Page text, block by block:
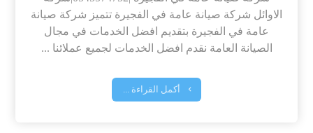
الاوائل شركة صيانة عامة في الفجيرة تتميز شركة صيانة
عامة في الفجيرة بتقديم افضل الخدمات في مجال
الصيانة العامة نقدم افضل الخدمات لجميع عملائنا ...
أكمل القراءة ...